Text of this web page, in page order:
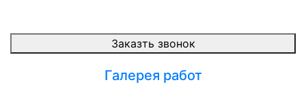
Заказть звонок
Галерея работ